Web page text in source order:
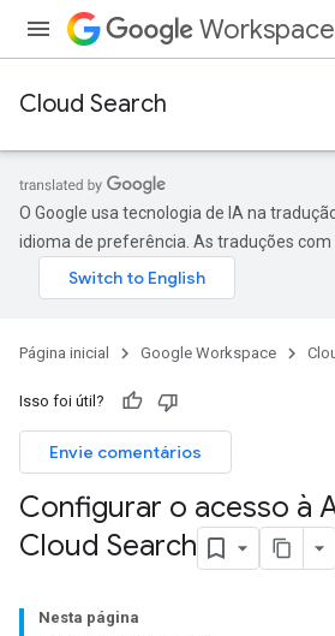
Workspace
Cloud Search
O Google usa tecnologia de IA na
idioma de preferência. As traduções com
Página inicial Google Workspace
Isso foi útil?
Envie comentários
Configurar o acesso à
Cloud Search
Nesta página